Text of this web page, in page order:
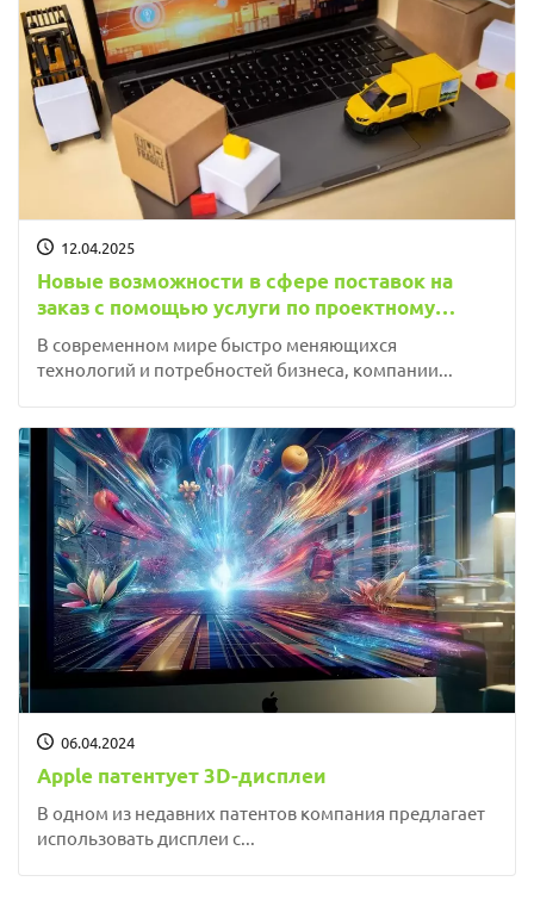
12.04.2025
Новые возможности в сфере поставок на
заказ с помощью услуги по проектному
обеспечению от Mytech.uz
В современном мире быстро меняющихся
технологий и потребностей бизнеса, компании...
06.04.2024
Apple патентует 3D-дисплеи
В одном из недавних патентов компания предлагает
использовать дисплеи с...